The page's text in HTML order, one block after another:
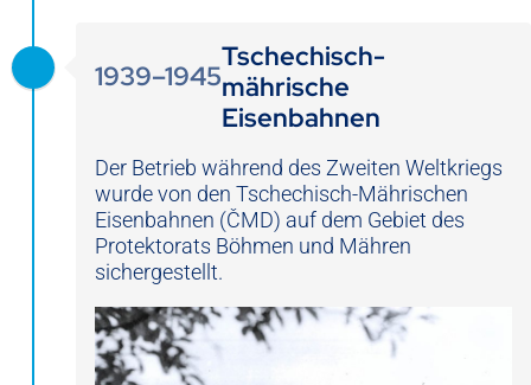
1939–1945
Tschechisch-
mährische
Eisenbahnen
Der Betrieb während des Zweiten Weltkriegs
wurde von den Tschechisch-Mährischen
Eisenbahnen (ČMD) auf dem Gebiet des
Protektorats Böhmen und Mähren
sichergestellt.